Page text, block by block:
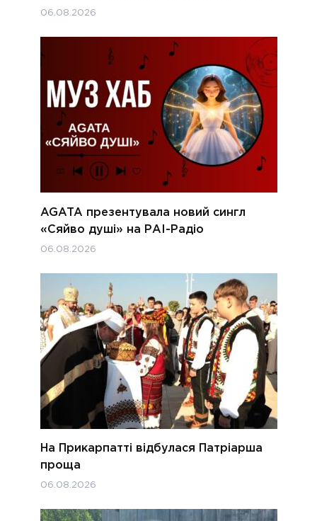
06.08.2026
AGATA презентувала новий сингл
«Сяйво душі» на РАІ-Радіо
06.08.2026
На Прикарпатті відбулася Патріарша
проща
06.08.2026